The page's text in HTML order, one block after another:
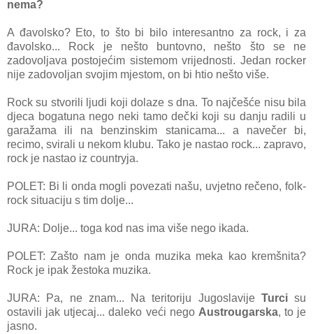
nema?
A đavolsko? Eto, to što bi bilo interesantno za rock, i za
đavolsko... Rock je nešto buntovno, nešto što se ne
zadovoljava postojećim sistemom vrijednosti. Jedan rocker
nije zadovoljan svojim mjestom, on bi htio nešto više.
Rock su stvorili ljudi koji dolaze s dna. To najčešće nisu bila
djeca bogatuna nego neki tamo dečki koji su danju radili u
garažama ili na benzinskim stanicama... a navečer bi,
recimo, svirali u nekom klubu. Tako je nastao rock... zapravo,
rock je nastao iz countryja.
POLET: Bi li onda mogli povezati našu, uvjetno rečeno, folk-
rock situaciju s tim dolje...
JURA: Dolje... toga kod nas ima više nego ikada.
POLET: Zašto nam je onda muzika meka kao kremšnita?
Rock je ipak žestoka muzika.
JURA: Pa, ne znam... Na teritoriju Jugoslavije Turcisu
ostavili jak utjecaj... daleko veći nego Austrougarska, to je
jasno.